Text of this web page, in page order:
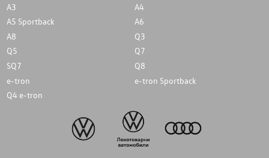
A3
A4
A5 Sportback
A6
A8
Q3
Q5
Q7
SQ7
Q8
e-tron
e-tron Sportback
Q4 e-tron